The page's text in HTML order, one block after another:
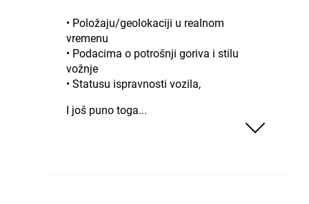
• Položaju/geolokaciji u realnom
vremenu
• Podacima o potrošnji goriva i stilu
vožnje
• Statusu ispravnosti vozila,
I još puno toga...